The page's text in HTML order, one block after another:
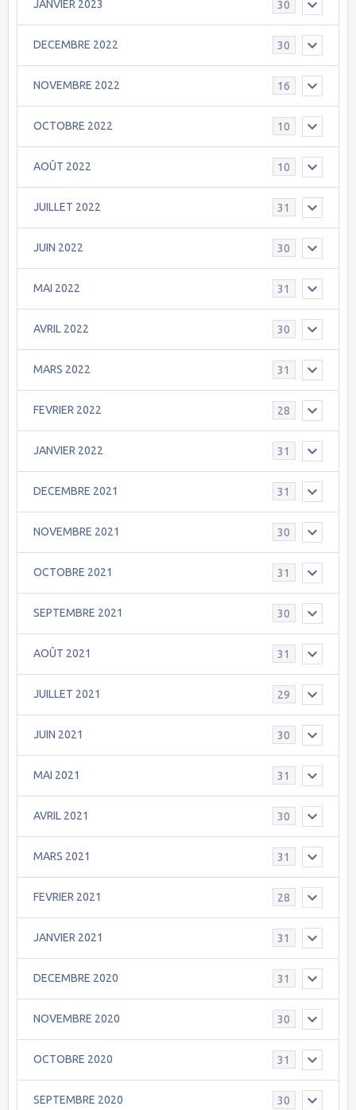
JANVIER 2023 30
DECEMBRE 2022 30
NOVEMBRE 2022 16
OCTOBRE 2022 10
AOÛT 2022 10
JUILLET 2022 31
JUIN 2022 30
MAI 2022 31
AVRIL 2022 30
MARS 2022 31
FEVRIER 2022 28
JANVIER 2022 31
DECEMBRE 2021 31
NOVEMBRE 2021 30
OCTOBRE 2021 31
SEPTEMBRE 2021 30
AOÛT 2021 31
JUILLET 2021 29
JUIN 2021 30
MAI 2021 31
AVRIL 2021 30
MARS 2021 31
FEVRIER 2021 28
JANVIER 2021 31
DECEMBRE 2020 31
NOVEMBRE 2020 30
OCTOBRE 2020 31
SEPTEMBRE 2020 30